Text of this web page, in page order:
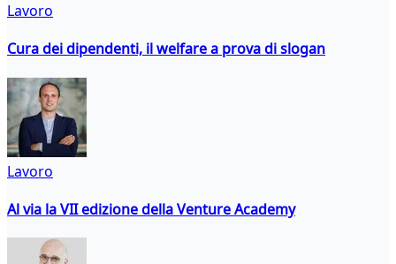
Lavoro
Cura dei dipendenti, il welfare a prova di slogan
Lavoro
Al via la VII edizione della Venture Academy